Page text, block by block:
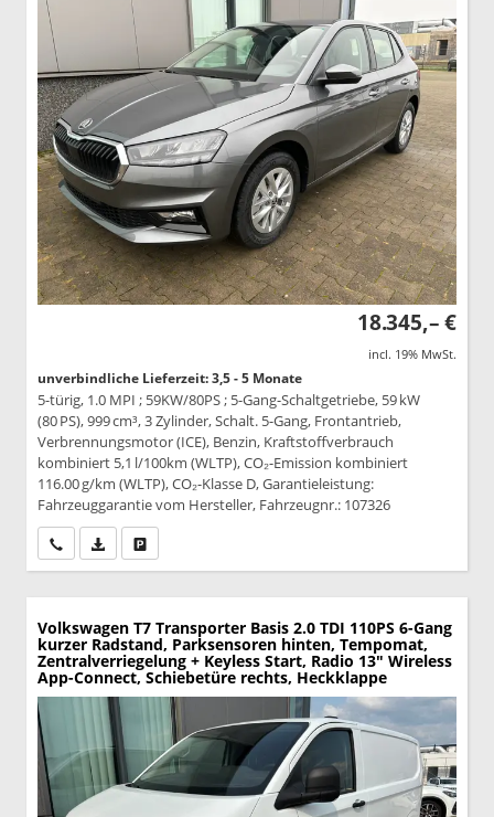
18.345,– €
incl. 19% MwSt.
unverbindliche Lieferzeit: 3,5 - 5 Monate
5-türig, 1.0 MPI ; 59KW/80PS ; 5-Gang-Schaltgetriebe, 59 kW
(80 PS), 999 cm³, 3 Zylinder, Schalt. 5-Gang, Frontantrieb,
Verbrennungsmotor (ICE), Benzin, Kraftstoffverbrauch
kombiniert 5,1 l/100km (WLTP), CO₂-Emission kombiniert
116.00 g/km (WLTP), CO₂-Klasse D, Garantieleistung:
Fahrzeuggarantie vom Hersteller, Fahrzeugnr.: 107326
Wir rufen Sie anPDF-Datei, Fahrzeugexposé drucken
Volkswagen T7 Transporter Basis 2.0 TDI 110PS 6-Gang
kurzer Radstand, Parksensoren hinten, Tempomat,
Zentralverriegelung + Keyless Start, Radio 13" Wireless
App-Connect, Schiebetüre rechts, Heckklappe